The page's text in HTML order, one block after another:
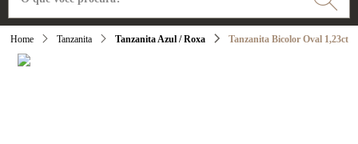
Tanzanita Tanzanita Azul / Roxa Tanzanita Bicolor Oval 1,23ct